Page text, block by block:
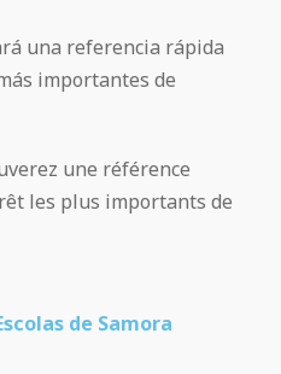
una referencia rápida
importantes de
une référence
les plus importants de
de Samora